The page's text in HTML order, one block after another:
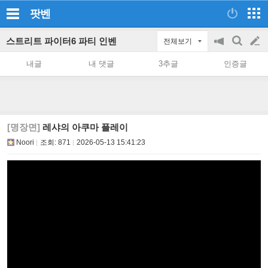
팟벤
스트리트 파이터6 파티 인벤 전체보기
공
on/off
검
색
글
쓰
내글 내 댓글 3추글 인증글
[명장면] 레샤의 아쿠마 플레이
Noori 조회: 871 2026-05-13 15:41:23